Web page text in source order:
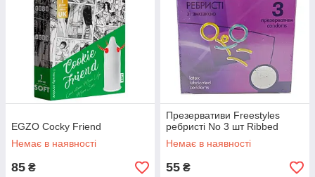
EGZO Cocky Friend
Немає в наявності
85 ₴
Презервативи Freestyles
ребристі No 3 шт Ribbed
Немає в наявності
55 ₴